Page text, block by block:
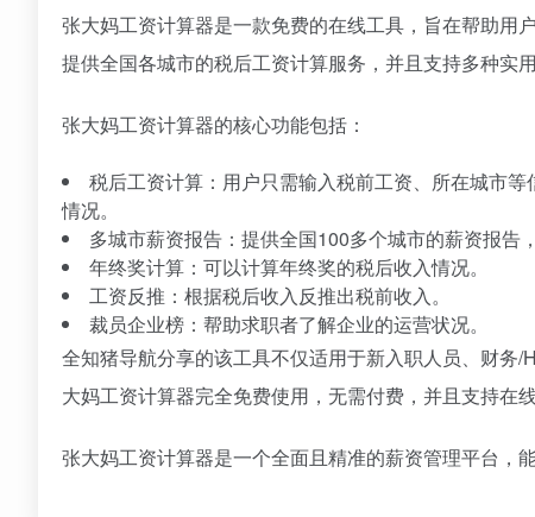
张大妈工资计算器是一款免费的在线工具，旨在帮助用
提供全国各城市的税后工资计算服务，并且支持多种实
张大妈工资计算器的核心功能包括：
税后工资计算：用户只需输入税前工资、所在城市
情况。
多城市薪资报告：提供全国100多个城市的薪资报告
年终奖计算：可以计算年终奖的税后收入情况。
工资反推：根据税后收入反推出税前收入。
裁员企业榜：帮助求职者了解企业的运营状况。
全知猪导航分享的该工具不仅适用于新入职人员、财务
大妈工资计算器完全免费使用，无需付费，并且支持在
张大妈工资计算器是一个全面且精准的薪资管理平台，